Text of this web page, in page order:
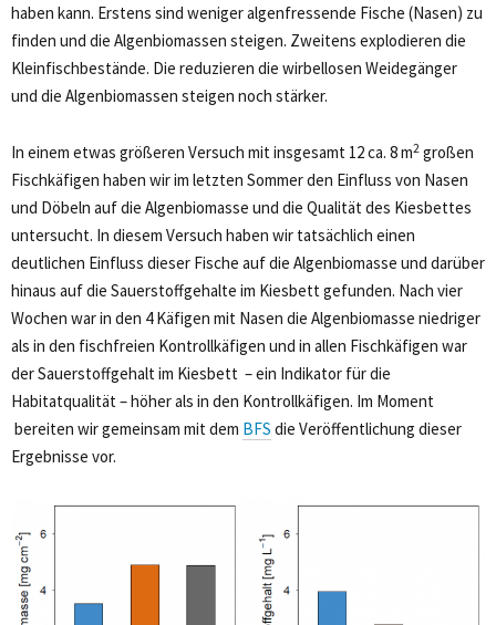
haben kann. Erstens sind weniger algenfressende Fische (Nasen) zu
finden und die Algenbiomassen steigen. Zweitens explodieren die
Kleinfischbestände. Die reduzieren die wirbellosen Weidegänger
und die Algenbiomassen steigen noch stärker.
In einem etwas größeren Versuch mit insgesamt 12 ca. 8 m2 großen
Fischkäfigen haben wir im letzten Sommer den Einfluss von Nasen
und Döbeln auf die Algenbiomasse und die Qualität des Kiesbettes
untersucht. In diesem Versuch haben wir tatsächlich einen
deutlichen Einfluss dieser Fische auf die Algenbiomasse und darüber
hinaus auf die Sauerstoffgehalte im Kiesbett gefunden. Nach vier
Wochen war in den 4 Käfigen mit Nasen die Algenbiomasse niedriger
als in den fischfreien Kontrollkäfigen und in allen Fischkäfigen war
der Sauerstoffgehalt im Kiesbett – ein Indikator für die
Habitatqualität – höher als in den Kontrollkäfigen. Im Moment
bereiten wir gemeinsam mit dem BFS die Veröffentlichung dieser
Ergebnisse vor.